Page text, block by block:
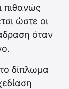
πιθανώς
ώστε οι
όταν
δίπλωμα